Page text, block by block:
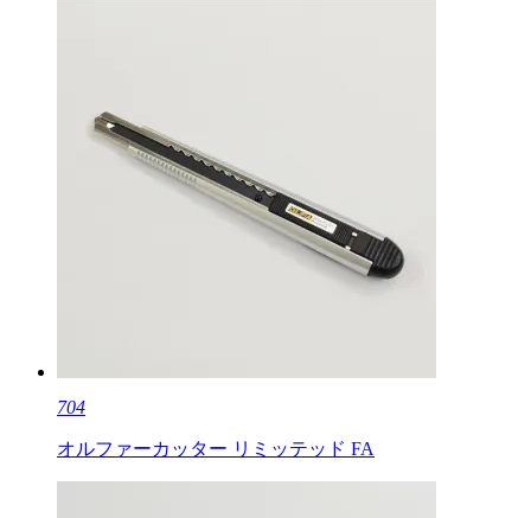
704
オルファーカッター リミッテッド FA